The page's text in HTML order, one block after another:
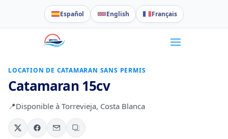
Español English Français
LOCATION DE CATAMARAN SANS PERMIS
Catamaran 15cv
📍Disponible à Torrevieja, Costa Blanca